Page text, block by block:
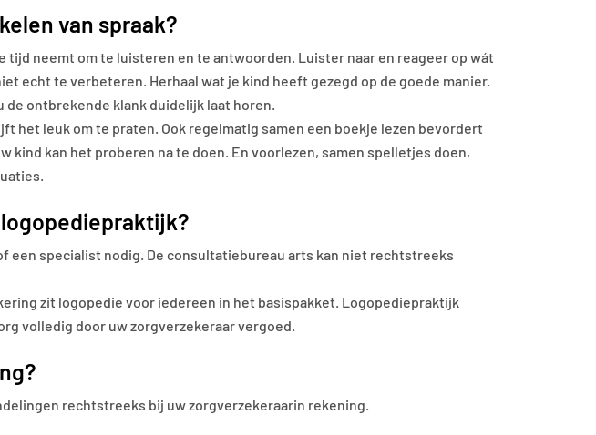
van spraak?
neemt om te luisteren en te antwoorden. Luister naar en reageer op wát
echt te verbeteren. Herhaal wat je kind heeft gezegd op de goede manier.
ontbrekende klank duidelijk laat horen.
het leuk om te praten. Ook regelmatig samen een boekje lezen bevordert
kan het proberen na te doen. En voorlezen, samen spelletjes doen,
een specialist nodig. De consultatiebureau arts kan niet rechtstreeks
zit logopedie voor iedereen in het basispakket. Logopediepraktijk
volledig door uw zorgverzekeraar vergoed.
rechtstreeks bij uw zorgverzekeraarin rekening.